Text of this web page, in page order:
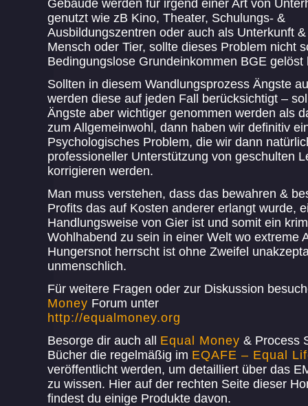
Gebäude werden für irgend einer Art von
genutzt wie zB Kino, Theater, Schulungs- &
Ausbildungszentren oder auch als Unterkunft
Mensch oder Tier, sollte dieses Problem nicht
Bedingungslose Grundeinkommen BGE gelöst
Sollten in diesem Wandlungsprozess Ängste
werden diese auf jeden Fall berücksichtigt –
Ängste aber wichtiger genommen werden als
zum Allgemeinwohl, dann haben wir definitiv
Psychologisches Problem, die wir dann
professioneller Unterstützung von geschulten
korrigieren werden.
Man muss verstehen, dass das bewahren &
Profits das auf Kosten anderer erlangt wurde,
Handlungsweise von Gier ist und somit ein
Wohlhabend zu sein in einer Welt wo extreme
Hungersnot herrscht ist ohne Zweifel
unmenschlich.
Für weitere Fragen oder zur Diskussion
Money Forum unter
http://equalmoney.org
Besorge dir auch all Equal Money & Process
Bücher die regelmäßig im EQAFE – Equal
veröffentlicht werden, um detailliert über das
zu wissen. Hier auf der rechten Seite dieser
findest du einige Produkte davon.